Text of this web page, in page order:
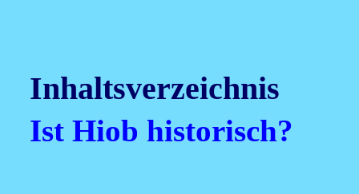
Inhaltsverzeichnis
Ist Hiob historisch?